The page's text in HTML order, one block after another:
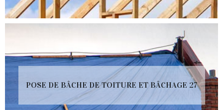
POSE DE BÂCHE DE TOITURE ET BÂCHAGE 27